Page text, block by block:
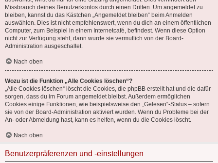
Missbrauch deines Benutzerkontos durch einen Dritten. Um angemeldet zu
bleiben, kannst du das Kästchen „Angemeldet bleiben“ beim Anmelden
auswählen. Dies ist nicht empfehlenswert, wenn du dich an einem öffentlichen
Computer, zum Beispiel in einem Internetcafé, befindest. Wenn diese Option
nicht zur Verfügung steht, dann wurde sie vermutlich von der Board-
Administration ausgeschaltet.
Nach oben
Wozu ist die Funktion „Alle Cookies löschen“?
„Alle Cookies löschen“ löscht die Cookies, die phpBB erstellt hat und die dafür
sorgen, dass du im Forum angemeldet bleibst. Außerdem ermöglichen
Cookies einige Funktionen, wie beispielsweise den „Gelesen“-Status – sofern
sie von der Board-Administration aktiviert wurden. Wenn du Probleme bei der
An- oder Abmeldung hast, kann es helfen, wenn du die Cookies löscht.
Nach oben
Benutzerpräferenzen und -einstellungen